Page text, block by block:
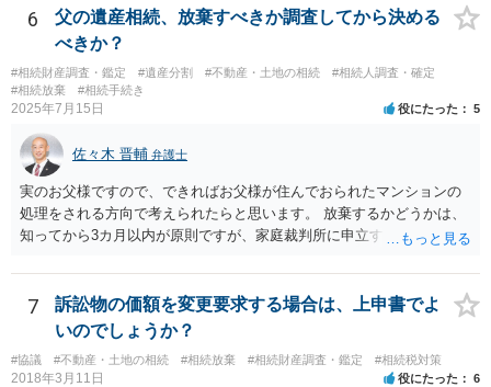
や目的も異なりますし、開示の内容も異なります。
6
父の遺産相続、放棄すべきか調査してから決める
べきか？
#相続財産調査・鑑定 #遺産分割 #不動産・土地の相続
#相続人調査・確定
#相続放棄
#相続手続き
2025年7月15日 役にたった 5
佐々木 晋輔 弁護士
実のお父様ですので、できればお父様が住んでおられたマンションの
処理をされる方向で考えられたらと思います。 放棄するかどうかは、
知ってから3カ月以内が原則ですが、家庭裁判所に申立すれば3カ月の
放棄するかどうか決めることができます。 銀行やサラ金が数年も放置
することはありませんので、数年後に借金が発見される可能性はほぼ
ありません。 なお、私が扱った相続放棄を検討していた案件で、期間
伸長して調査したところ、サラ金に対する過払金など相当な財産が見
つかったため相続したという事例がありました。
7
訴訟物の価額を変更要求する場合は、上申書でよ
いのでしょうか？
#協議 #不動産・土地の相続 #相続放棄 #相続財産調査・鑑定 #相続税対策
2018年3月11日 役にたった 6